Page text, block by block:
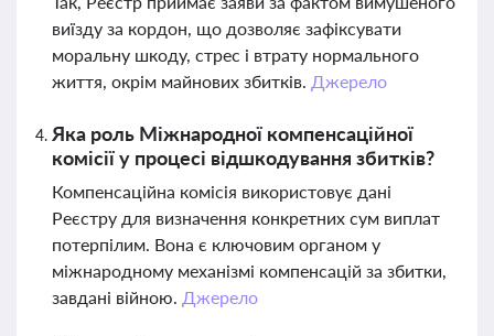
виїзду за кордон, що дозволяє зафіксувати
моральну шкоду, стрес і втрату нормального
життя, окрім майнових збитків. Джерело
Яка роль Міжнародної компенсаційної
комісії у процесі відшкодування збитків?
Компенсаційна комісія використовує дані
Реєстру для визначення конкретних сум виплат
потерпілим. Вона є ключовим органом у
міжнародному механізмі компенсацій за збитки,
завдані війною. Джерело